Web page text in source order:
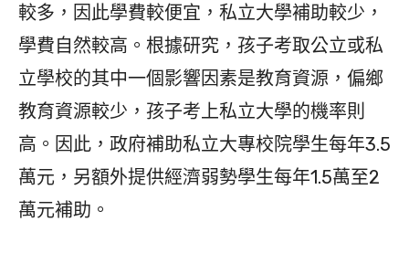
較多，因此學費較便宜，私立大學補助較少，
學費自然較高。根據研究，孩子考取公立或私
立學校的其中一個影響因素是教育資源，偏鄉
教育資源較少，孩子考上私立大學的機率則
高。因此，政府補助私立大專校院學生每年3.5
萬元，另額外提供經濟弱勢學生每年1.5萬至2
萬元補助。